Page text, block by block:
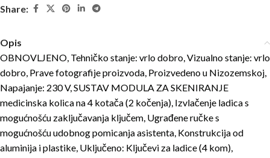
Share:
Opis
OBNOVLJENO, Tehničko stanje: vrlo dobro, Vizualno stanje: vrlo
dobro, Prave fotografije proizvoda, Proizvedeno u Nizozemskoj,
Napajanje: 230 V, SUSTAV MODULA ZA SKENIRANJE
medicinska kolica na 4 kotača (2 kočenja), Izvlačenje ladica s
mogućnošću zaključavanja ključem, Ugrađene ručke s
mogućnošću udobnog pomicanja asistenta, Konstrukcija od
aluminija i plastike, Uključeno: Ključevi za ladice (4 kom),